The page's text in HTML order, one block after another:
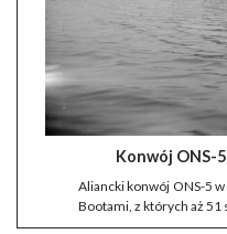
Konwój ONS-
Aliancki konwój ONS-5
Bootami, z których aż